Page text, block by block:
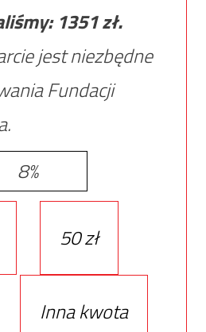
1351zł.
jest niezbędne
Fundacji
8%
50 zł
Inna kwota